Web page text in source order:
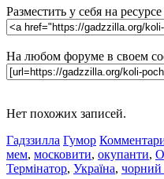
Разместить у себя на
На любом форуме в своем
Нет похожих записей.
Гадззилла Гумор
мем, московити, окупанти,
Термінатор, Україна, чорний